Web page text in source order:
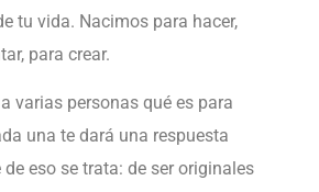
tu vida. Nacimos para hacer,
para crear.
varias personas qué es para
una te dará una respuesta
eso se trata: de ser originales